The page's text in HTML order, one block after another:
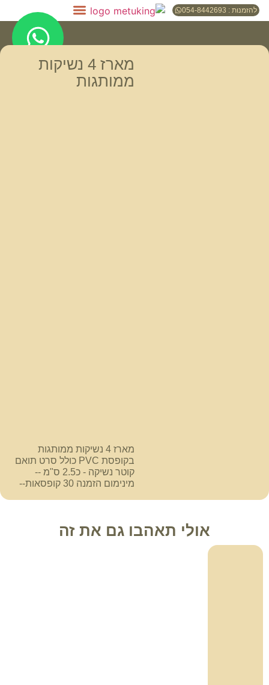
להזמנות : 054-8442693
מארז 4 נשיקות
ממותגות
מארז 4 נשיקות ממותגות
בקופסת PVC כולל סרט תואם
קוטר נשיקה - כ2.5 ס"מ --
מינימום הזמנה 30 קופסאות--
אולי תאהבו גם את זה